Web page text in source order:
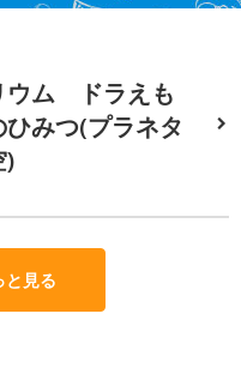
ウム ドラえも
みつ(プラネタ
)
と見る